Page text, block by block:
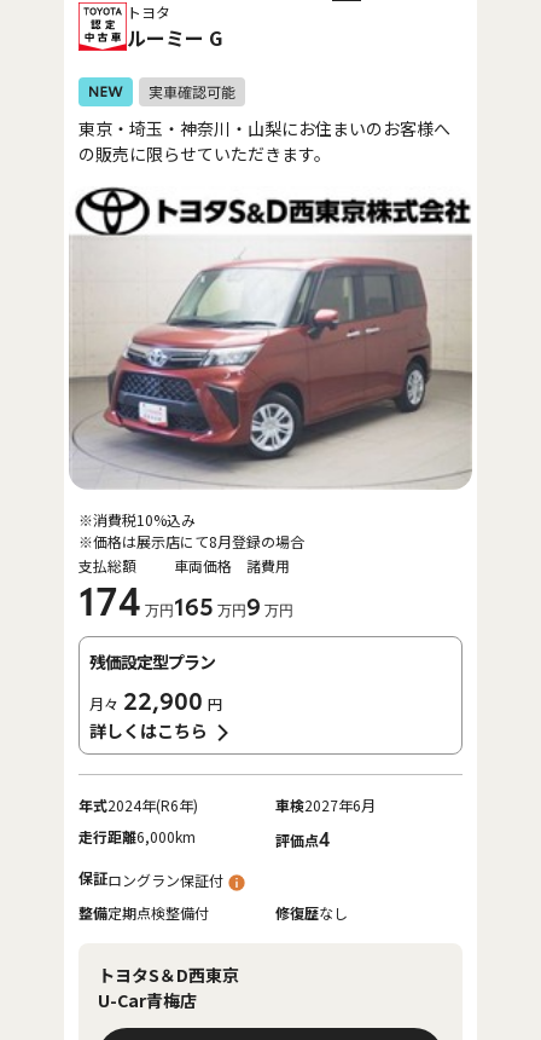
トヨタ
ルーミー G
東京・埼玉・神奈川・山梨にお住まいのお客様へ
の販売に限らせていただきます。
支払総額
174 万円
車両価格
165 万円
諸費用
9 万円
※消費税10%込み
※価格は展示店にて8月登録の場合
残価設定型プラン
月々 22,900 円
詳しくはこちら
年式2024年(R6年) 車検2027年6月
走行距離6,000km 評価点4
保証ロングラン保証付
整備定期点検整備付 修復歴なし
トヨタS＆D西東京
U-Car青梅店